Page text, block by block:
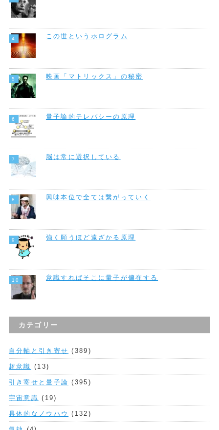
この世というホログラム
映画「マトリックス」の秘密
量子論的テレパシーの原理
脳は常に選択している
興味本位で全ては繋がっていく
強く願うほど遠ざかる原理
意識すればそこに量子が偏在する
カテゴリー
自分軸と引き寄せ (389)
超意識 (13)
引き寄せと量子論 (395)
宇宙意識 (19)
具体的なノウハウ (132)